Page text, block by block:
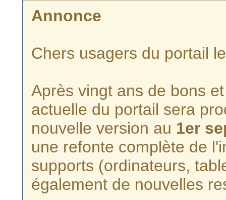
Annonce
Chers usagers du portail
Après vingt ans de bons
actuelle du portail sera
nouvelle version au 1er
une refonte complète de
supports (ordinateurs,
également de nouvelles